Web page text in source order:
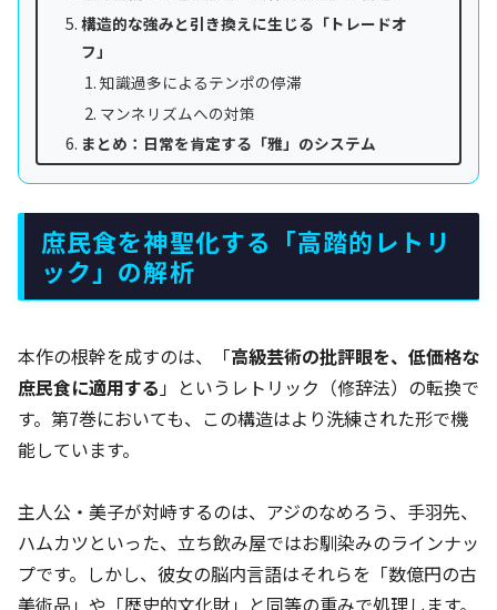
構造的な強みと引き換えに生じる「トレードオ
フ」
知識過多によるテンポの停滞
マンネリズムへの対策
まとめ：日常を肯定する「雅」のシステム
庶民食を神聖化する「高踏的レトリ
ック」の解析
本作の根幹を成すのは、「高級芸術の批評眼を、低価格な
庶民食に適用する 」というレトリック（修辞法）の転換で
す。第7巻においても、この構造はより洗練された形で機
能しています。
主人公・美子が対峙するのは、アジのなめろう、手羽先、
ハムカツといった、立ち飲み屋ではお馴染みのラインナッ
プです。しかし、彼女の脳内言語はそれらを「数億円の古